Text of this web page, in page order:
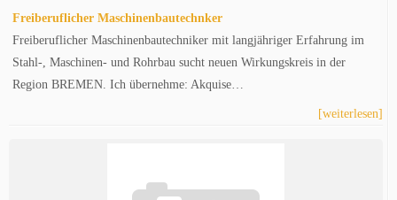
Freiberuflicher Maschinenbautechnker
Freiberuflicher Maschinenbautechniker mit langjähriger Erfahrung im
Stahl-, Maschinen- und Rohrbau sucht neuen Wirkungskreis in der
Region BREMEN. Ich übernehme: Akquise…
[weiterlesen]